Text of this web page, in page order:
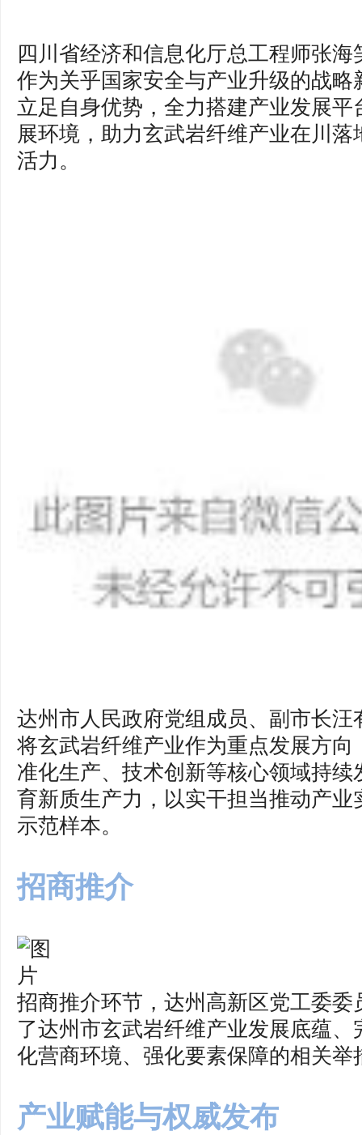
四川省经济和信息化厅总工程师张
作为关乎国家安全与产业升级的战
立足自身优势，全力搭建产业发展
展环境，助力玄武岩纤维产业在川
活力。
达州市人民政府党组成员、副市长
将玄武岩纤维产业作为重点发展方
准化生产、技术创新等核心领域持
育新质生产力，以实干担当推动产
示范样本。
招商推介
招商推介环节，达州高新区党工委
了达州市玄武岩纤维产业发展底蕴
化营商环境、强化要素保障的相关
产业赋能与权威发布